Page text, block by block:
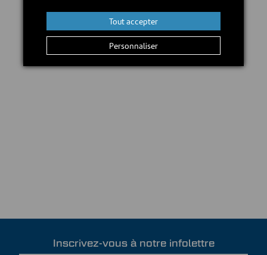
Inscrivez-vous à notre infolettre
Personnaliser
Tout accepter